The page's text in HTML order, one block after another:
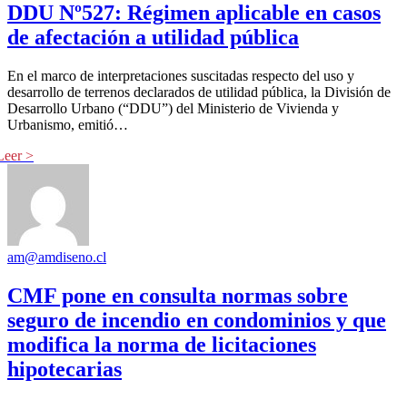
DDU Nº527: Régimen aplicable en casos
de afectación a utilidad pública
En el marco de interpretaciones suscitadas respecto del uso y
desarrollo de terrenos declarados de utilidad pública, la División de
Desarrollo Urbano (“DDU”) del Ministerio de Vivienda y
Urbanismo, emitió…
am@amdiseno.cl
CMF pone en consulta normas sobre
seguro de incendio en condominios y que
modifica la norma de licitaciones
hipotecarias